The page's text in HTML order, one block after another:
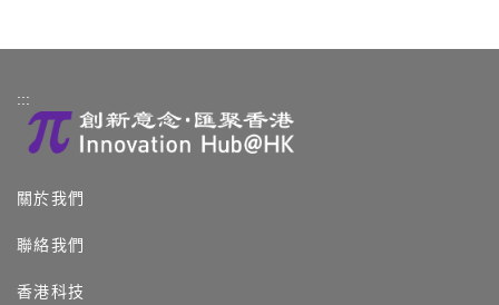
:::
關於我們
聯絡我們
香港科技